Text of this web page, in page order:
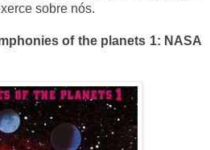
sobre nós.
of the planets 1: NASA